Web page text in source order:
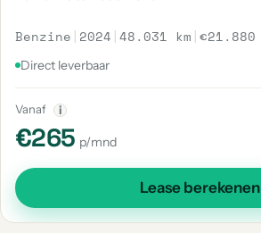
Benzine | 2024 |48.031 km |€21.880
Direct leverbaar
Vanaf i
€265 p/mnd
Lease berekenen